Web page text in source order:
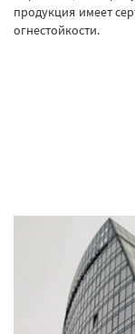
продукция имеет
огнестойкости.